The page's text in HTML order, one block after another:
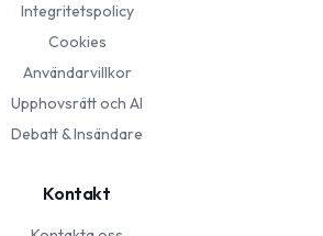
Integritetspolicy
Cookies
Användarvillkor
Upphovsrätt och AI
Debatt & Insändare
Kontakt